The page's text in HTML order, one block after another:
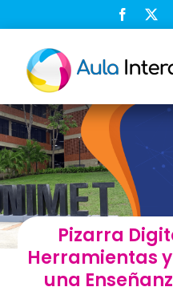
contenido
Pizarra
Herramientas
una